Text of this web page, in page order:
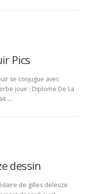
Pics
se conjugue avec
jouir : Diplome De La
…
dessin
de gilles deleuze